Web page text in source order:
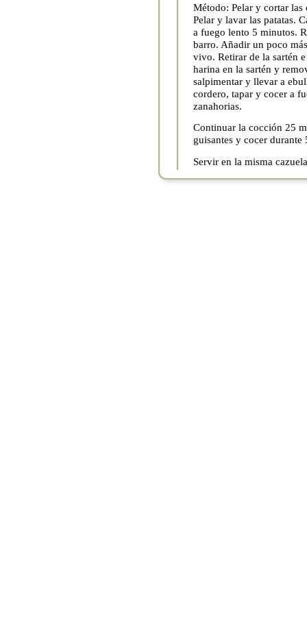
Método: Pelar y cortar las
Pelar y lavar las patatas.
a fuego lento 5 minutos.
barro. Añadir un poco
vivo. Retirar de la sartén
harina en la sartén y
salpimentar y llevar a
cordero, tapar y cocer a
zanahorias.
Continuar la cocción 25
guisantes y cocer durante
Servir en la misma